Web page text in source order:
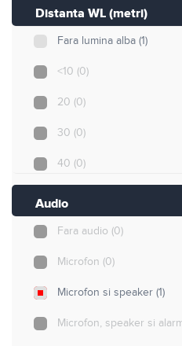
80 (0)
100 (0)
150(0)
200(0)
300(0)
Distanta WL (metri)
Fara lumina alba (1)
<10 (0)
20 (0)
30 (0)
40 (0)
80
100 (0)
Audio
Fara audio (0)
Microfon (0)
Microfon si speaker (1)
Microfon, speaker si